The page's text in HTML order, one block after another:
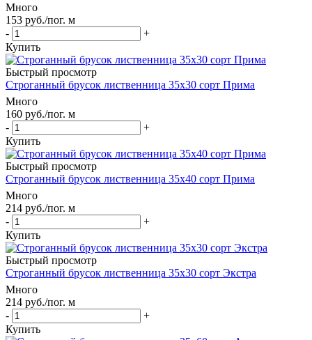
Много
153 руб./пог. м
-
+
Купить
Быстрый просмотр
Строганный брусок лиственница 35х30 сорт Прима
Много
160 руб./пог. м
-
+
Купить
Быстрый просмотр
Строганный брусок лиственница 35х40 сорт Прима
Много
214 руб./пог. м
-
+
Купить
Быстрый просмотр
Строганный брусок лиственница 35х30 сорт Экстра
Много
214 руб./пог. м
-
+
Купить